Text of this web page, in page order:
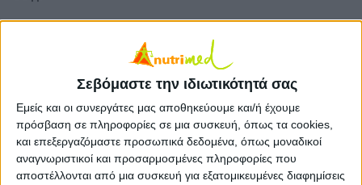
Σεβόμαστε την ιδιωτικότητά σας
Εμείς και οι συνεργάτες μας αποθηκεύουμε και/ή έχουμε
πρόσβαση σε πληροφορίες σε μια συσκευή, όπως τα cookies,
και επεξεργαζόμαστε προσωπικά δεδομένα, όπως μοναδικοί
αναγνωριστικοί και προσαρμοσμένες πληροφορίες που
αποστέλλονται από μια συσκευή για εξατομικευμένες διαφημίσεις